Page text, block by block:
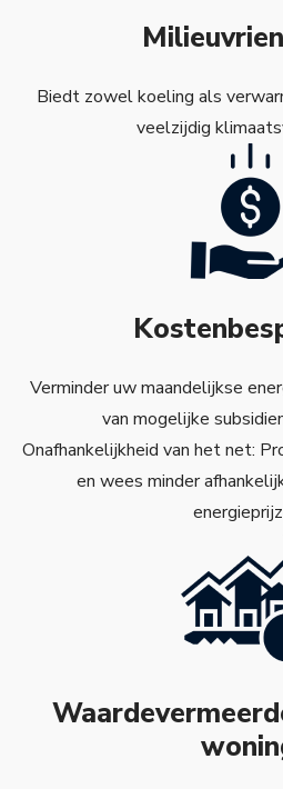
Biedt zowel koeling als
veelzijdig
Verminder uw maandelijkse
van mogelijke
Onafhankelijkheid van het net:
en wees minder